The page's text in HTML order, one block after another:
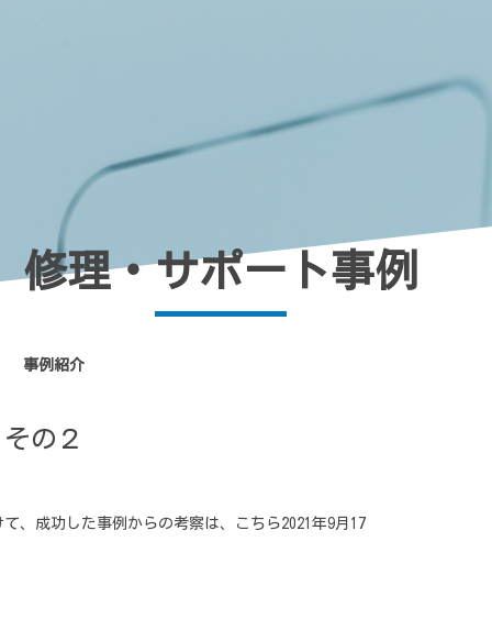
修理・サポート事例
事例紹介
の２
、成功した事例からの考察は、こちら2021年9月17